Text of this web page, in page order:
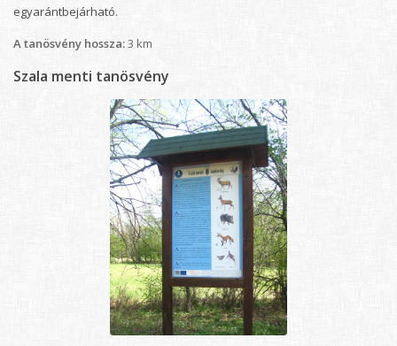
egyarántbejárható.
A tanösvény hossza:3 km
Szala menti tanösvény